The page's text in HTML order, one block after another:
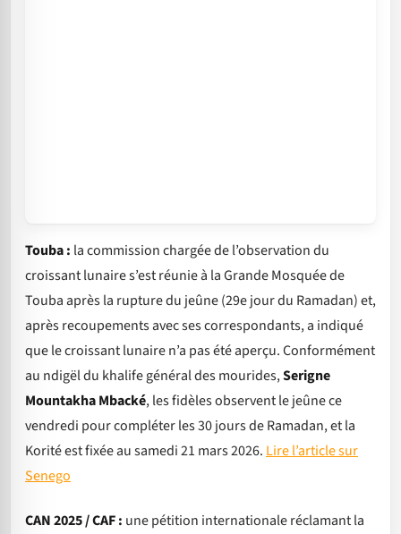
Touba : la commission chargée de l’observation du
croissant lunaire s’est réunie à la Grande Mosquée de
Touba après la rupture du jeûne (29e jour du Ramadan) et,
après recoupements avec ses correspondants, a indiqué
que le croissant lunaire n’a pas été aperçu. Conformément
au ndigël du khalife général des mourides,Serigne
Mountakha Mbacké, les fidèles observent le jeûne ce
vendredi pour compléter les 30 jours de Ramadan, et la
Korité est fixée au samedi 21 mars 2026. Lire l’article sur
Senego
CAN 2025 / CAF : une pétition internationale réclamant la